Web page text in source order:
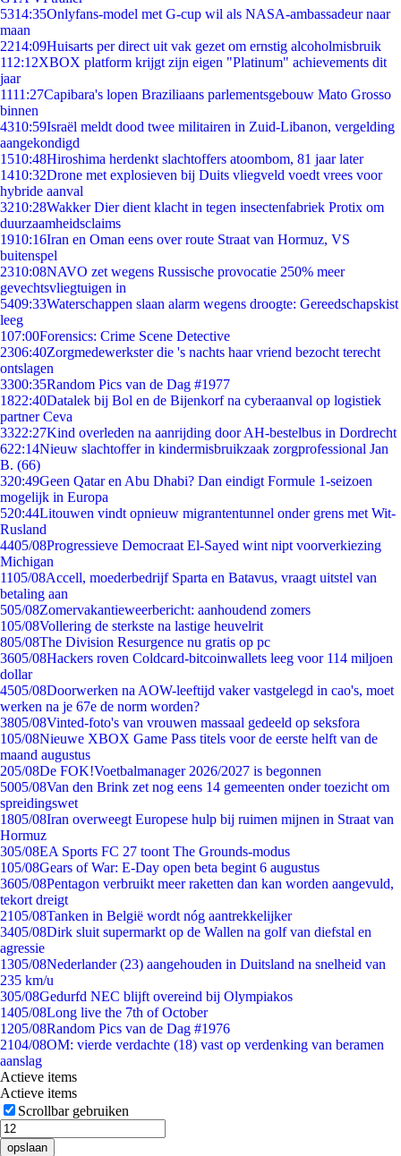
5314:35Onlyfans-model met G-cup wil als NASA-ambassadeur naar
maan
2214:09Huisarts per direct uit vak gezet om ernstig alcoholmisbruik
112:12XBOX platform krijgt zijn eigen "Platinum" achievements dit
jaar
1111:27Capibara's lopen Braziliaans parlementsgebouw Mato Grosso
binnen
4310:59Israël meldt dood twee militairen in Zuid-Libanon, vergelding
aangekondigd
1510:48Hiroshima herdenkt slachtoffers atoombom, 81 jaar later
1410:32Drone met explosieven bij Duits vliegveld voedt vrees voor
hybride aanval
3210:28Wakker Dier dient klacht in tegen insectenfabriek Protix om
duurzaamheidsclaims
1910:16Iran en Oman eens over route Straat van Hormuz, VS
buitenspel
2310:08NAVO zet wegens Russische provocatie 250% meer
gevechtsvliegtuigen in
5409:33Waterschappen slaan alarm wegens droogte: Gereedschapskist
leeg
107:00Forensics: Crime Scene Detective
2306:40Zorgmedewerkster die 's nachts haar vriend bezocht terecht
ontslagen
3300:35Random Pics van de Dag #1977
1822:40Datalek bij Bol en de Bijenkorf na cyberaanval op logistiek
partner Ceva
3322:27Kind overleden na aanrijding door AH-bestelbus in Dordrecht
622:14Nieuw slachtoffer in kindermisbruikzaak zorgprofessional Jan
B. (66)
320:49Geen Qatar en Abu Dhabi? Dan eindigt Formule 1-seizoen
mogelijk in Europa
520:44Litouwen vindt opnieuw migrantentunnel onder grens met Wit-
Rusland
4405/08Progressieve Democraat El-Sayed wint nipt voorverkiezing
Michigan
1105/08Accell, moederbedrijf Sparta en Batavus, vraagt uitstel van
betaling aan
505/08Zomervakantieweerbericht: aanhoudend zomers
105/08Vollering de sterkste na lastige heuvelrit
805/08The Division Resurgence nu gratis op pc
3605/08Hackers roven Coldcard-bitcoinwallets leeg voor 114 miljoen
dollar
4505/08Doorwerken na AOW-leeftijd vaker vastgelegd in cao's, moet
werken na je 67e de norm worden?
3805/08Vinted-foto's van vrouwen massaal gedeeld op seksfora
105/08Nieuwe XBOX Game Pass titels voor de eerste helft van de
maand augustus
205/08De FOK!Voetbalmanager 2026/2027 is begonnen
5005/08Van den Brink zet nog eens 14 gemeenten onder toezicht om
spreidingswet
1805/08Iran overweegt Europese hulp bij ruimen mijnen in Straat van
Hormuz
305/08EA Sports FC 27 toont The Grounds-modus
105/08Gears of War: E-Day open beta begint 6 augustus
3605/08Pentagon verbruikt meer raketten dan kan worden aangevuld,
tekort dreigt
2105/08Tanken in België wordt nóg aantrekkelijker
3405/08Dirk sluit supermarkt op de Wallen na golf van diefstal en
agressie
1305/08Nederlander (23) aangehouden in Duitsland na snelheid van
235 km/u
305/08Gedurfd NEC blijft overeind bij Olympiakos
1405/08Long live the 7th of October
1205/08Random Pics van de Dag #1976
2104/08OM: vierde verdachte (18) vast op verdenking van beramen
aanslag
Actieve items
Actieve items
Scrollbar gebruiken
opslaan